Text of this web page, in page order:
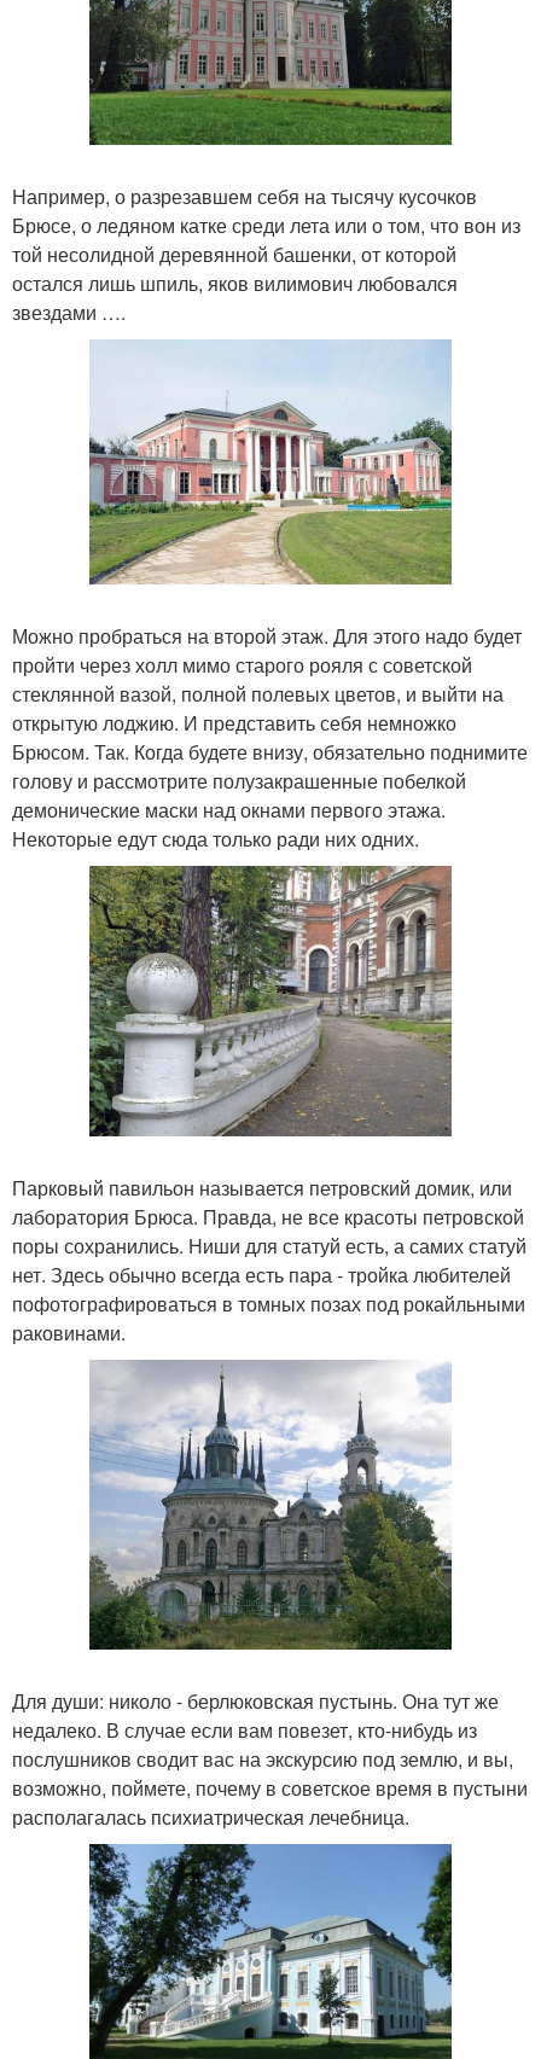
Например, о разрезавшем себя на тысячу кусочков
Брюсе, о ледяном катке среди лета или о том, что вон из
той несолидной деревянной башенки, от которой
остался лишь шпиль, яков вилимович любовался
звездами ….
Можно пробраться на второй этаж. Для этого надо будет
пройти через холл мимо старого рояля с советской
стеклянной вазой, полной полевых цветов, и выйти на
открытую лоджию. И представить себя немножко
Брюсом. Так. Когда будете внизу, обязательно поднимите
голову и рассмотрите полузакрашенные побелкой
демонические маски над окнами первого этажа.
Некоторые едут сюда только ради них одних.
Парковый павильон называется петровский домик, или
лаборатория Брюса. Правда, не все красоты петровской
поры сохранились. Ниши для статуй есть, а самих статуй
нет. Здесь обычно всегда есть пара - тройка любителей
пофотографироваться в томных позах под рокайльными
раковинами.
Для души: николо - берлюковская пустынь. Она тут же
недалеко. В случае если вам повезет, кто-нибудь из
послушников сводит вас на экскурсию под землю, и вы,
возможно, поймете, почему в советское время в пустыни
располагалась психиатрическая лечебница.